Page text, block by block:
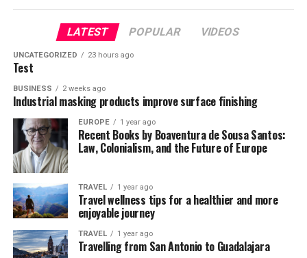
LATEST POPULAR VIDEOS
UNCATEGORIZED 23 hours ago
Test
BUSINESS 2 weeks ago
Industrial masking products improve surface finishing
EUROPE 1 year ago
Recent Books by Boaventura de Sousa Santos:
Law, Colonialism, and the Future of Europe
TRAVEL 1 year ago
Travel wellness tips for a healthier and more
enjoyable journey
TRAVEL 1 year ago
Travelling from San Antonio to Guadalajara